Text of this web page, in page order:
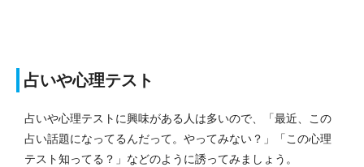
占いや心理テスト
占いや心理テストに興味がある人は多いので、「最近、この
占い話題になってるんだって。やってみない？」「この心理
テスト知ってる？」などのように誘ってみましょう。